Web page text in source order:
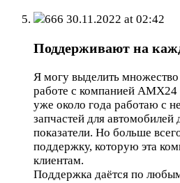
666 30.11.2022 at 02:42
Поддерживают на
Я могу выделить
работе с компанией
уже около года работаю с
запчастей для
показатели. Но больше
поддержку, которую эта
клиентам.
Поддержка даётся по